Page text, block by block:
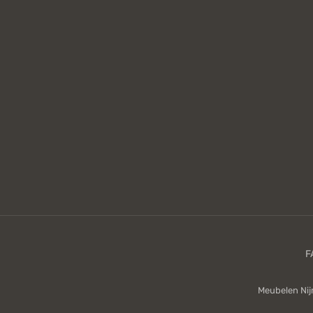
Meubelen